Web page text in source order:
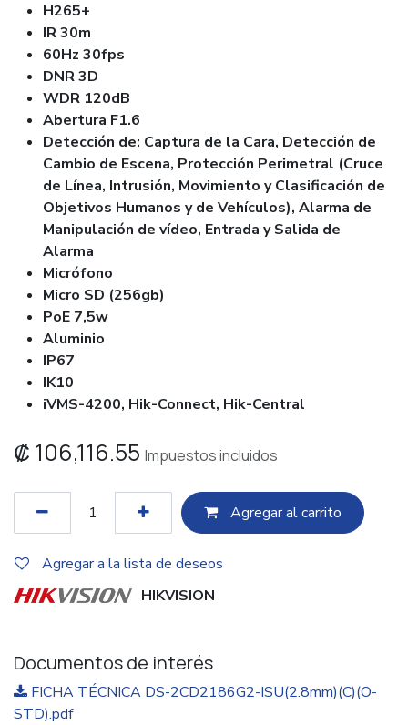
H265+
IR 30m
60Hz 30fps
DNR 3D
WDR 120dB
Abertura F1.6
Detección de: Captura de la Cara, Detección de
Cambio de Escena, Protección Perimetral (Cruce
de Línea, Intrusión, Movimiento y Clasificación de
Objetivos Humanos y de Vehículos), Alarma de
Manipulación de vídeo, Entrada y Salida de
Alarma
Micrófono
Micro SD (256gb)
PoE 7,5w
Aluminio
IP67
IK10
iVMS-4200, Hik-Connect, Hik-Central
₡ 106,116.55 Impuestos incluidos
Agregar al c​​arrito
Agregar a la lista de deseos
HIKVISION
Documentos de interés
FICHA TÉCNICA DS-2CD2186G2-ISU(2.8mm)(C)(O-
STD).pdf